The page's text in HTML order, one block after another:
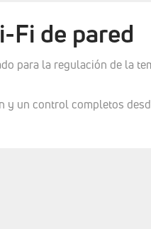
Fi de pared
para la regulación de la
y un control completos